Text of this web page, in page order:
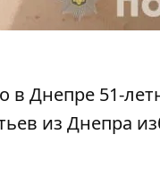
в Днепре 51-
из Днепра